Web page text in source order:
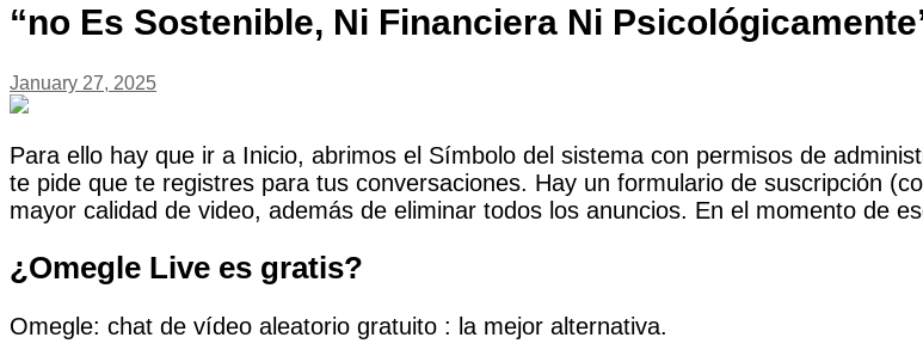
“no Es Sostenible, Ni Financiera Ni
January 27, 2025
Para ello hay que ir a Inicio, abrimos el Símbolo del sistema con permisos de
te pide que te registres para tus conversaciones. Hay un formulario de suscripción
mayor calidad de video, además de eliminar todos los anuncios. En el momento de
¿Omegle Live es gratis?
Omegle: chat de vídeo aleatorio gratuito : la mejor alternativa.